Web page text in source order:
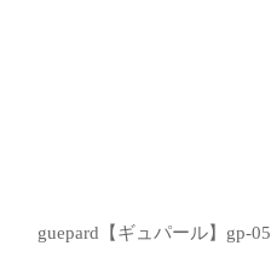
guepard【ギュパール】gp-05